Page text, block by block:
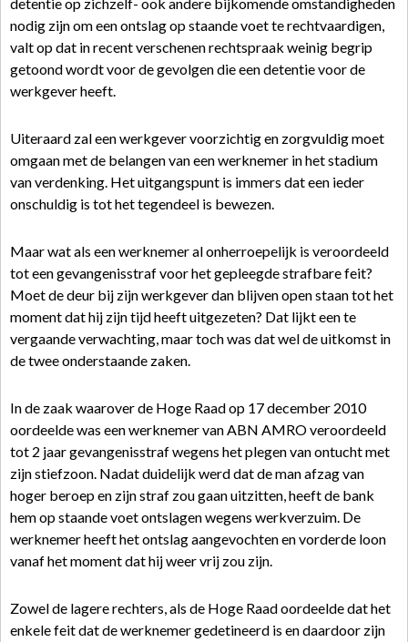
nodig zijn om een ontslag op staande voet te rechtvaardigen,
valt op dat in recent verschenen rechtspraak weinig begrip
getoond wordt voor de gevolgen die een detentie voor de
werkgever heeft.
Uiteraard zal een werkgever voorzichtig en zorgvuldig moet
omgaan met de belangen van een werknemer in het stadium
van verdenking. Het uitgangspunt is immers dat een ieder
onschuldig is tot het tegendeel is bewezen.
Maar wat als een werknemer al onherroepelijk is veroordeeld
tot een gevangenisstraf voor het gepleegde strafbare feit?
Moet de deur bij zijn werkgever dan blijven open staan tot het
moment dat hij zijn tijd heeft uitgezeten? Dat lijkt een te
vergaande verwachting, maar toch was dat wel de uitkomst in
de twee onderstaande zaken.
In de zaak waarover de Hoge Raad op 17 december 2010
oordeelde was een werknemer van ABN AMRO veroordeeld
tot 2 jaar gevangenisstraf wegens het plegen van ontucht met
zijn stiefzoon. Nadat duidelijk werd dat de man afzag van
hoger beroep en zijn straf zou gaan uitzitten, heeft de bank
hem op staande voet ontslagen wegens werkverzuim. De
werknemer heeft het ontslag aangevochten en vorderde loon
vanaf het moment dat hij weer vrij zou zijn.
Zowel de lagere rechters, als de Hoge Raad oordeelde dat het
enkele feit dat de werknemer gedetineerd is en daardoor zijn